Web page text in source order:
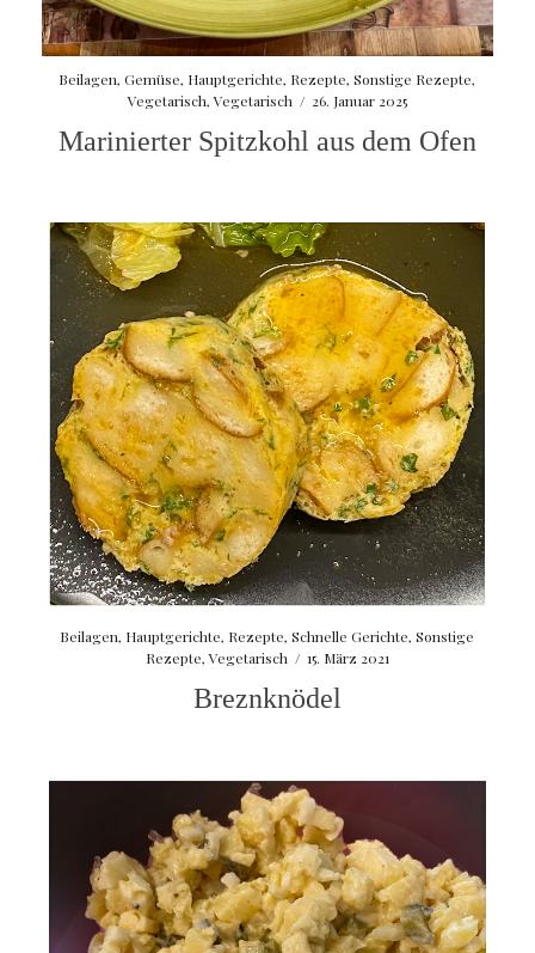
Beilagen,Gemüse, Hauptgerichte, Rezepte,Sonstige Rezepte,
Vegetarisch,Vegetarisch / 26. Januar 2025
Marinierter Spitzkohl aus dem Ofen
Beilagen, Hauptgerichte, Rezepte,Schnelle Gerichte,Sonstige
Rezepte,Vegetarisch / 15. März 2021
Breznknödel